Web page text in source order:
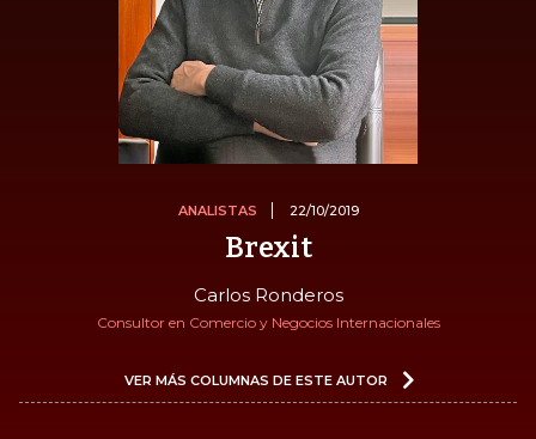
ANALISTAS 22/10/2019
Brexit
Carlos Ronderos
Consultor en Comercio y Negocios Internacionales
VER MÁS COLUMNAS DE ESTE AUTOR